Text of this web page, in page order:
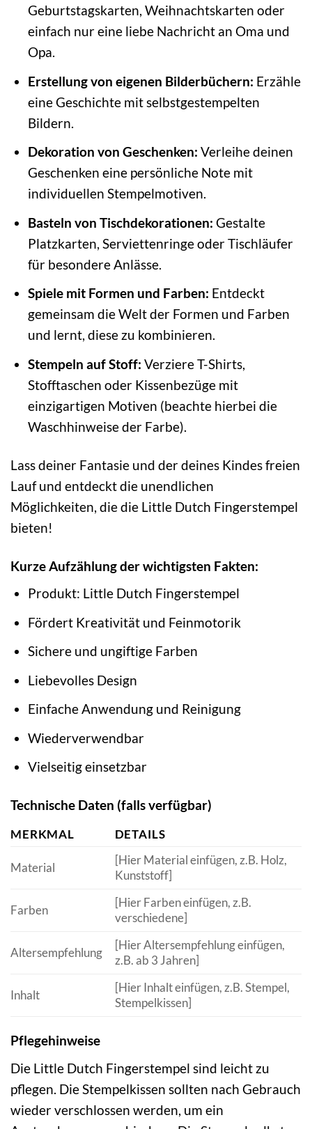
Geburtstagskarten, Weihnachtskarten oder
einfach nur eine liebe Nachricht an Oma und
Opa.
Erstellung von eigenen Bilderbüchern: Erzähle
eine Geschichte mit selbstgestempelten
Bildern.
Dekoration von Geschenken: Verleihe deinen
Geschenken eine persönliche Note mit
individuellen Stempelmotiven.
Basteln von Tischdekorationen: Gestalte
Platzkarten, Serviettenringe oder Tischläufer
für besondere Anlässe.
Spiele mit Formen und Farben: Entdeckt
gemeinsam die Welt der Formen und Farben
und lernt, diese zu kombinieren.
Stempeln auf Stoff: Verziere T-Shirts,
Stofftaschen oder Kissenbezüge mit
einzigartigen Motiven (beachte hierbei die
Waschhinweise der Farbe).
Lass deiner Fantasie und der deines Kindes freien
Lauf und entdeckt die unendlichen
Möglichkeiten, die die Little Dutch Fingerstempel
bieten!
Kurze Aufzählung der wichtigsten Fakten:
Produkt: Little Dutch Fingerstempel
Fördert Kreativität und Feinmotorik
Sichere und ungiftige Farben
Liebevolles Design
Einfache Anwendung und Reinigung
Wiederverwendbar
Vielseitig einsetzbar
Technische Daten (falls verfügbar)
MERKMAL DETAILS
Material
[Hier Material einfügen, z.B. Holz,
Kunststoff]
Farben
[Hier Farben einfügen, z.B.
verschiedene]
Altersempfehlung
[Hier Altersempfehlung einfügen,
z.B. ab 3 Jahren]
Inhalt
[Hier Inhalt einfügen, z.B. Stempel,
Stempelkissen]
Pflegehinweise
Die Little Dutch Fingerstempel sind leicht zu
pflegen. Die Stempelkissen sollten nach Gebrauch
wieder verschlossen werden, um ein